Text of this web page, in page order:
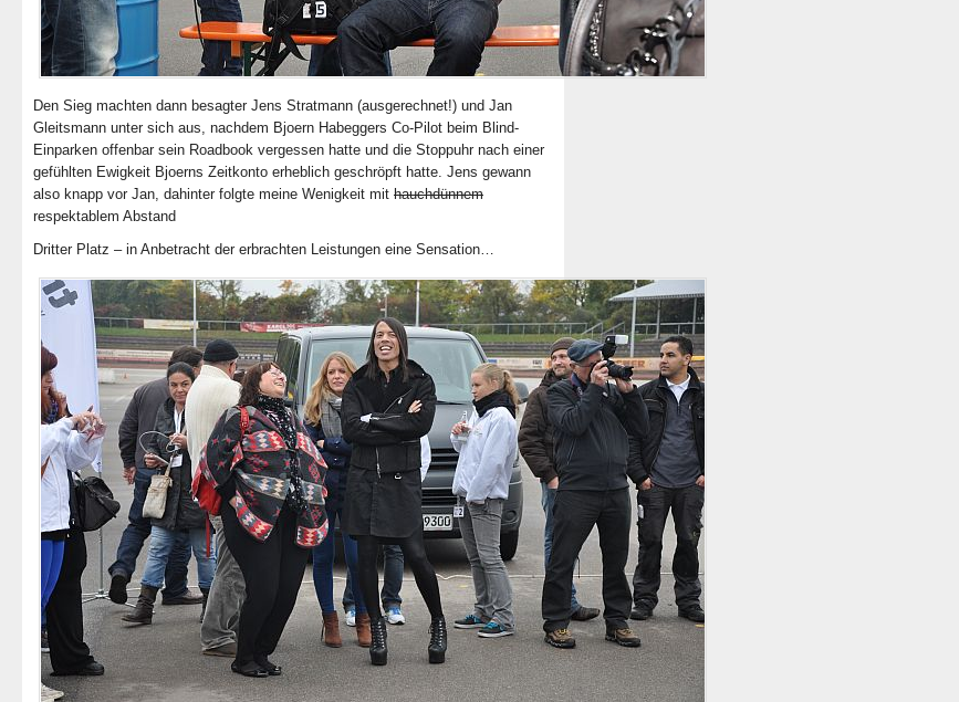
Den Sieg machten dann besagter Jens Stratmann (ausgerechnet!) und Jan
Gleitsmann unter sich aus, nachdem Bjoern Habeggers Co-Pilot beim Blind-
Einparken offenbar sein Roadbook vergessen hatte und die Stoppuhr nach einer
gefühlten Ewigkeit Bjoerns Zeitkonto erheblich geschröpft hatte. Jens gewann
also knapp vor Jan, dahinter folgte meine Wenigkeit mit hauchdünnem
respektablem Abstand
Dritter Platz – in Anbetracht der erbrachten Leistungen eine Sensation…